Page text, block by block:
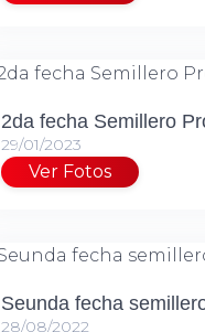
2da fecha Semillero
29/01/2023
Ver Fotos
Seunda fecha
28/08/2022